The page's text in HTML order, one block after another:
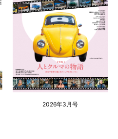
2026年3月号